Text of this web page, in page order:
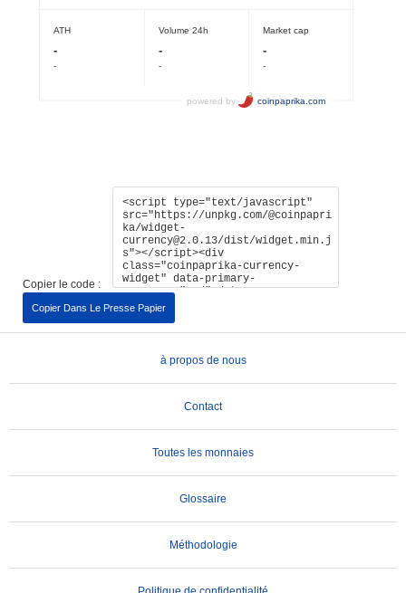
Copier le code :
Copier Dans Le Presse Papier
à propos de nous
Contact
Toutes les monnaies
Glossaire
Méthodologie